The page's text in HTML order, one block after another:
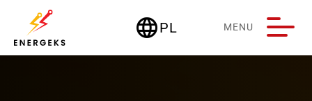
languagePL
Deutschland MENU